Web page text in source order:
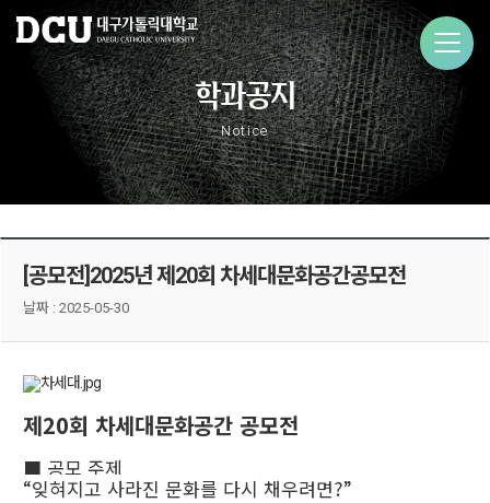
학과공지
Notice
[공모전]2025년 제20회 차세대문화공간공모전
날짜 : 2025-05-30
제20회 차세대문화공간 공모전
■ 공모 주제
“잊혀지고 사라진 문화를 다시 채우려면?”